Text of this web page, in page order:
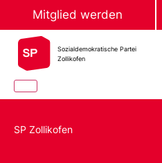
Mitglied werden
Sozialdemokratische Partei
Zollikofen
SP Zollikofen